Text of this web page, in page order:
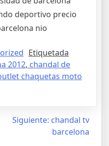
Etiquetada
2012, chandal de
chaquetas moto
Siguiente: chandal tv
barcelona